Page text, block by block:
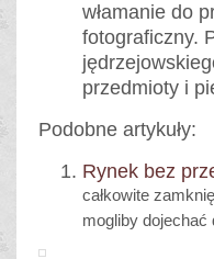
włamanie do
fotograficzny.
przedmioty i
Podobne artykuły:
Rynek bez
całkowite
mogliby dojechać